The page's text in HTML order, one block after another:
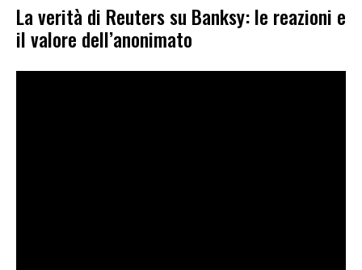
La verità di Reuters su Banksy: le reazioni e
il valore dell’anonimato